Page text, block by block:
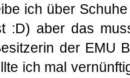
ich über
:D) aber das
der EMU
ich mal